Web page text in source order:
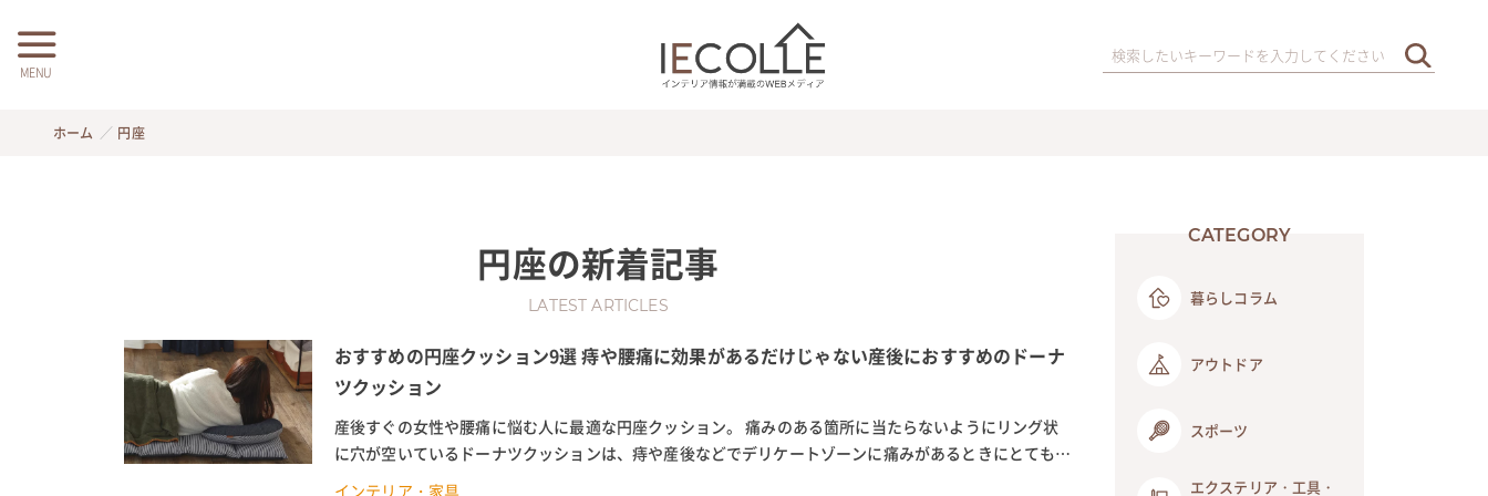
MENU
ホーム 円座
円座の新着記事
LATEST ARTICLES
おすすめの円座クッション9選 痔や腰痛に効果があるだけじゃない産後におすすめのドーナ
ツクッション
産後すぐの女性や腰痛に悩む人に最適な円座クッション。 痛みのある箇所に当たらないようにリング状
に穴が空いているドーナツクッションは、痔や産後などでデリケートゾーンに痛みがあるときにとても便
利です。 最近では、ニトリなどのメーカーからさまざ...
インテリア・家具
CATEGORY
暮らしコラム
アウトドア
スポーツ
エクステリア・工具・